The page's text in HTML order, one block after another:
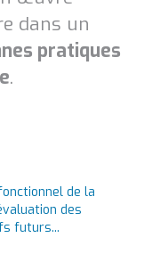
dans un
pratiques
.
de la
des
futurs...